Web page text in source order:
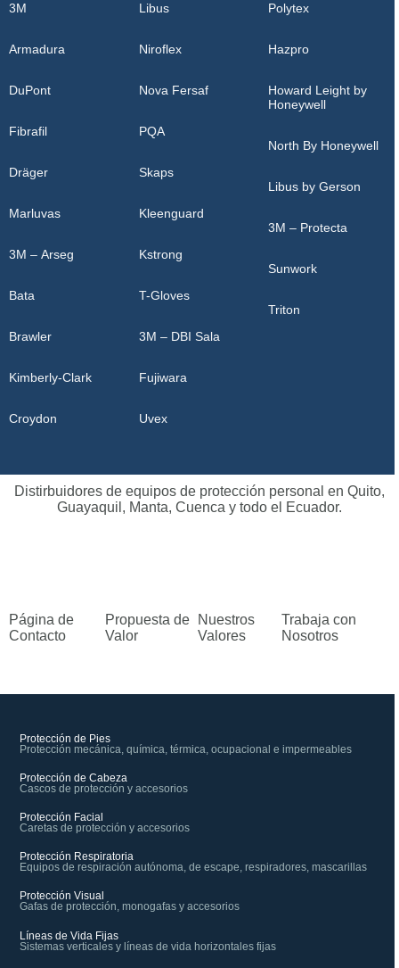
3M
Armadura
DuPont
Fibrafil
Dräger
Marluvas
3M – Arseg
Bata
Brawler
Kimberly-Clark
Croydon
Libus
Niroflex
Nova Fersaf
PQA
Skaps
Kleenguard
Kstrong
T-Gloves
3M – DBI Sala
Fujiwara
Uvex
Polytex
Hazpro
Howard Leight by
Honeywell
North By Honeywell
Libus by Gerson
3M – Protecta
Sunwork
Triton
Distirbuidores de equipos de protección personal en Quito,
Guayaquil, Manta, Cuenca y todo el Ecuador.
Página de
Contacto
Propuesta de
Valor
Nuestros
Valores
Trabaja con
Nosotros
Protección de Pies
Protección mecánica, química, térmica, ocupacional e impermeables
Protección de Cabeza
Cascos de protección y accesorios
Protección Facial
Caretas de protección y accesorios
Protección Respiratoria
Equipos de respiración autónoma, de escape, respiradores, mascarillas
Protección Visual
Gafas de protección, monogafas y accesorios
Líneas de Vida Fijas
Sistemas verticales y líneas de vida horizontales fijas